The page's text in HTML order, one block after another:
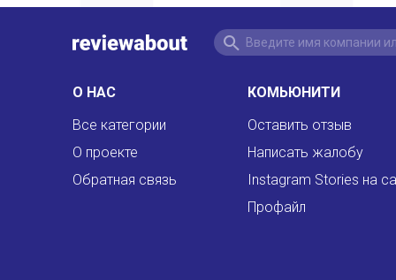
О НАС
Все категории
О проекте
Обратная связь
КОМЬЮНИТИ
Оставить отзыв
Написать жалобу
Instagram Stories на
Профайл